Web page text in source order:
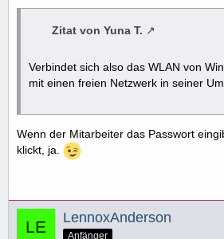
Zitat von Yuna T.
Verbindet sich also das WLAN von
mit einen freien Netzwerk in seiner
Wenn der Mitarbeiter das Passwort
klickt, ja.
LennoxAnderson
Anfänger